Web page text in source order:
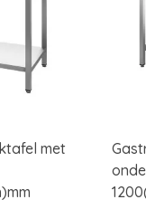
met